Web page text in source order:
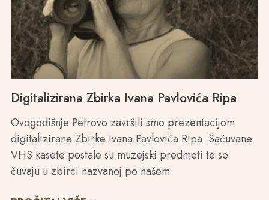
Digitalizirana Zbirka Ivana Pavlovića Ripa
Ovogodišnje Petrovo završili smo prezentacijom
digitalizirane Zbirke Ivana Pavlovića Ripa. Sačuvane
VHS kasete postale su muzejski predmeti te se
čuvaju u zbirci nazvanoj po našem